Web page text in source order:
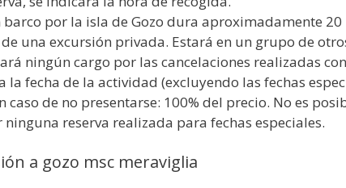
barco por la isla de Gozo dura aproximadamente
una excursión privada. Estará en un grupo de
ningún cargo por las cancelaciones realizadas
la fecha de la actividad (excluyendo las fechas
caso de no presentarse: 100% del precio. No es
reserva realizada para fechas especiales.
a gozo msc meraviglia